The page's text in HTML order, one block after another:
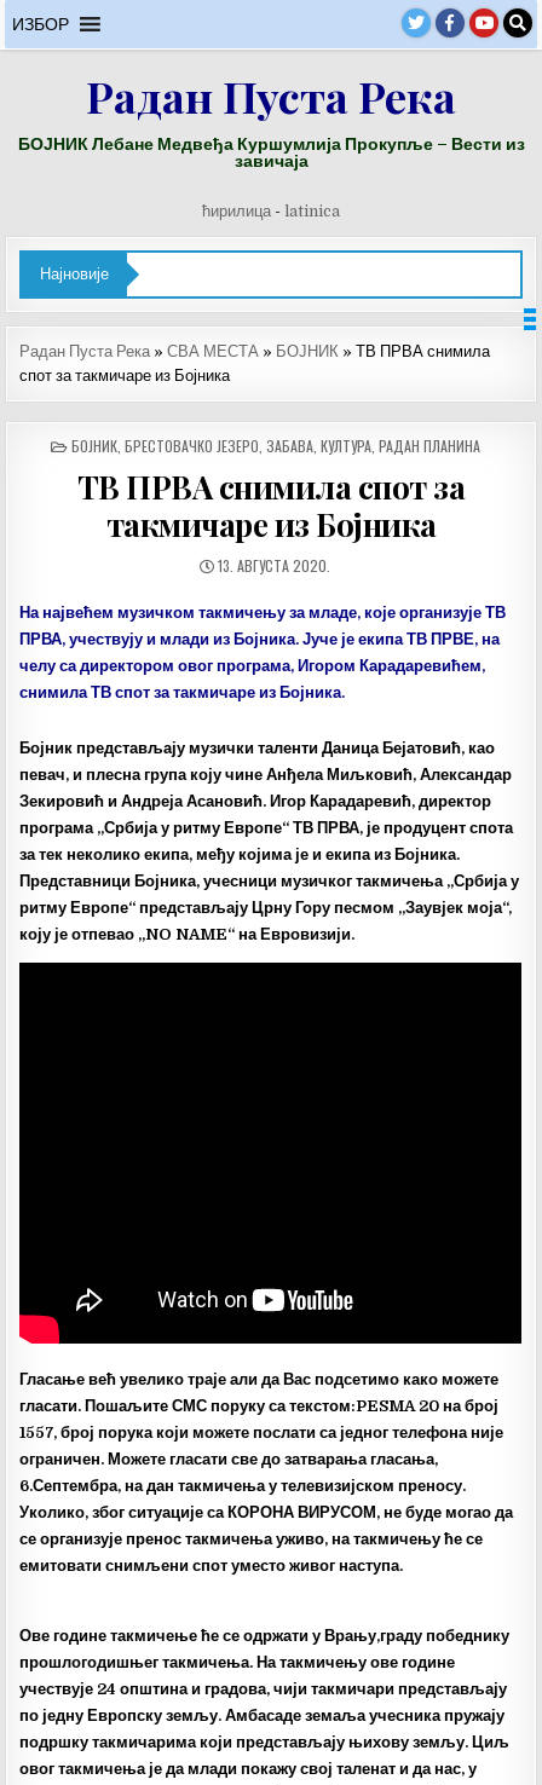
to
ИЗБОР
Радан Пуста Река
БОЈНИК Лебане Медвеђа Куршумлија Прокупље – Вести из
завичаја
ћирилица - latinica
Најновије
Радан Пуста Река»СВА МЕСТА » БОЈНИК »ТВ ПРВА снимила
спот за такмичаре из Бојника
POSTED
БОЈНИК, БРЕСТОВАЧКО ЈЕЗЕРО ЗАБАВА, КУЛТУРА, РАДАН ПЛАНИНА
ТВ ПРВА снимила спот за
такмичаре из Бојника
ДАТУМ
13. АВГУСТА 2020.
На највећем музичком такмичењу за младе, које организује ТВ
ПРВА, учествују и млади из Бојника. Јуче је екипа ТВ ПРВЕ, на
челу са директором овог програма, Игором Карадаревићем,
снимила ТВ спот за такмичаре из Бојника.
Бојник представљају музички таленти Даница Бејатовић, као
певач, и плесна група коју чине Анђела Миљковић, Александар
Зекировић и Андреја Асановић. Игор Карадаревић, директор
програма „Србија у ритму Европе“ ТВ ПРВА, је продуцент спота
за тек неколико екипа, међу којима је и екипа из Бојника.
Представници Бојника, учесници музичког такмичења „Србија у
ритму Европе“ представљају Црну Гору песмом „Заувјек моја“,
коју је отпевао „NO NAME“ на Евровизији.
Гласање већ увелико траје али да Вас подсетимо како можете
гласати. Пошаљите СМС поруку са текстом:PESMA 20 на број
1557, број порука који можете послати са једног телефона није
ограничен. Можете гласати све до затварања гласања,
6.Септембра, на дан такмичења у телевизијском преносу.
Уколико, због ситуације са КОРОНА ВИРУСОМ, не буде могао да
се организује пренос такмичења уживо, на такмичењу ће се
емитовати снимљени спот уместо живог наступа.
Ове године такмичење ће се одржати у Врању,граду победнику
прошлогодишњег такмичења. На такмичењу ове године
учествује 24 општина и градова, чији такмичари представљају
по једну Европску земљу. Амбасаде земаља учесника пружају
подршку такмичарима који представљају њихову земљу. Циљ
овог такмичења је да млади покажу свој таленат и да нас, у